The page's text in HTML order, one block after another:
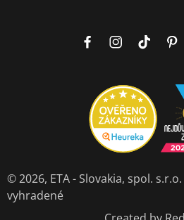
© 2026, ETA - Slovakia, spol. s.r.o.
vyhradené